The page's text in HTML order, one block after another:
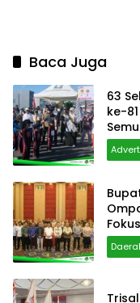
Baca Juga
63
ke-